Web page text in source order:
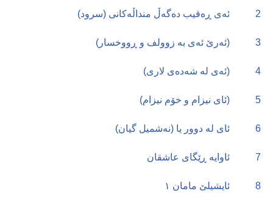
2 ئەی ڕەقیب دەگەڵ منداڵەکانی (سرود)
3 (ئەرێ ئەی بە زوولف و ڕووخسار)
4 (ئەی لە شەدەی لاری)
5 (ئای نیزام و خۆم نیزام)
6 ئای لە دوور یا (نەشمیل گیان)
7 ئاوایە ڕێگای عاشقان
8 ئایشیلێ مامان ١